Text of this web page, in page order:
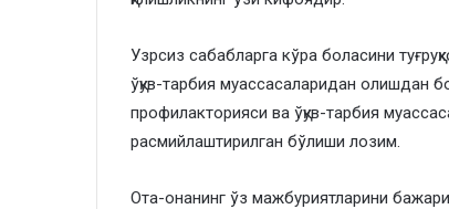
Узрсиз сабабларга кўра боласини
ўқув-тарбия муассасаларидан олишдан
профилакторияси ва ўқув-тарбия
расмийлаштирилган бўлиши лозим.
Ота-онанинг ўз мажбуриятларини